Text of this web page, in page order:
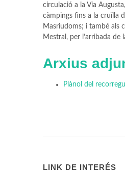
circulació a la Via
càmpings fins a la cruïlla
Masriudoms; i també als
Mestral, per l’arribada de
Arxius
Plànol del
LINK DE INTERÉS